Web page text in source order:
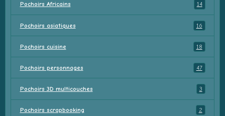
Pochoirs Africains 14
Pochoirs asiatiques 16
Pochoirs cuisine 18
Pochoirs personnages 47
Pochoirs 3D multicouches 3
Pochoirs scrapbooking 2